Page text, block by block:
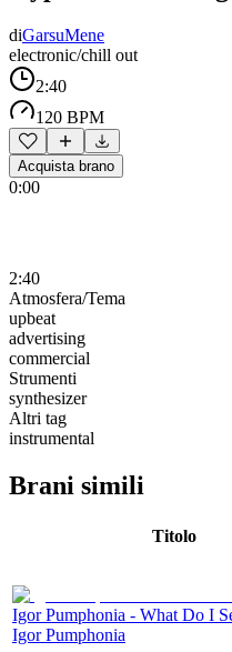
diGarsuMene
electronic/chill out
2:40
120 BPM
Acquista brano
0:00
2:40
Atmosfera/Tema
upbeat
advertising
commercial
Strumenti
synthesizer
Altri tag
instrumental
Brani simili
Titolo
Igor Pumphonia - What Do I
Igor Pumphonia